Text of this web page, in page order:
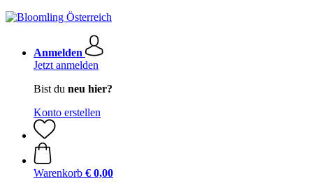
Anmelden
Jetzt anmelden
Bist du neu hier?
Konto erstellen
Warenkorb € 0,00